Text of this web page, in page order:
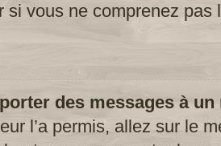
si vous ne comprenez
des messages à
l’a permis, allez sur le